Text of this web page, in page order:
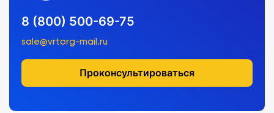
8 (800) 500-69-75
sale@vrtorg-mail.ru
Проконсультироваться